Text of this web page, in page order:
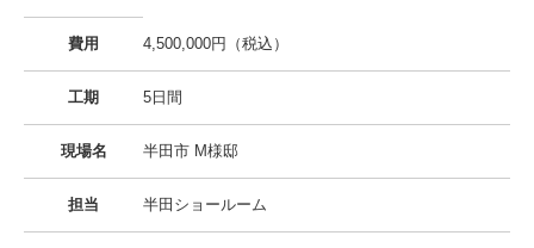
費用 4,500,000円（税込）
工期 5日間
現場名 半田市 M様邸
担当 半田ショールーム